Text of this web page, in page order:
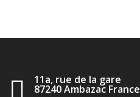
11a, rue de la gare
87240 Ambazac France